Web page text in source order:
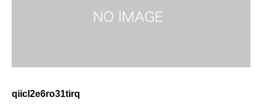
qiicl2e6ro31tirq